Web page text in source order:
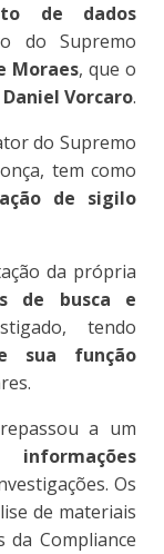
de dados
do Supremo
Moraes, que o
Daniel Vorcaro.
do Supremo
tem como
de sigilo
da própria
de busca e
tendo
sua função
a um
informações
Os
de materiais
da Compliance